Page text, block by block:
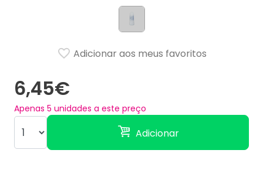
6,45€
Apenas 5 unidades a este preço
Adicionar
Adicionar aos meus favoritos